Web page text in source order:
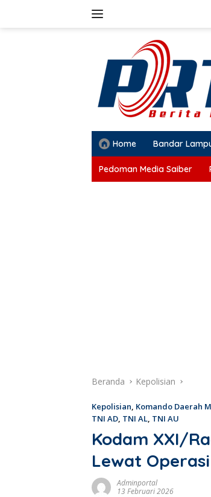
Home Bandar
Pedoman Media Saiber
Beranda Kepolisian
Kepolisian, Komando Daerah
TNI AD, TNI AL, TNI AU
Kodam XXI/
Lewat
Adminportal
13 Februari 2026